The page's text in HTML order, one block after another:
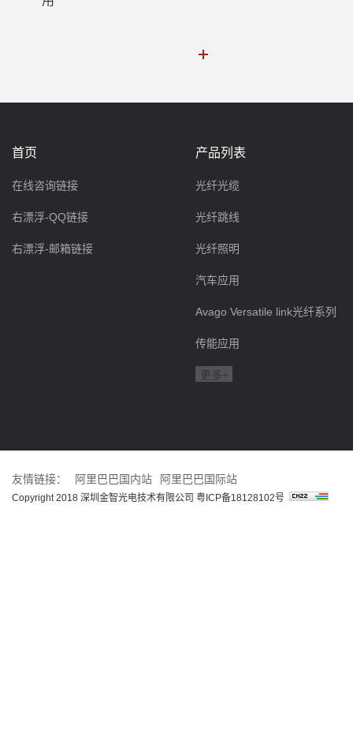
首页
在线咨询链接
右漂浮-QQ链接
右漂浮-邮箱链接
产品列表
光纤光缆
光纤跳线
光纤照明
汽车应用
Avago Versatile link光纤系列
传能应用
更多+
友情链接： 阿里巴巴国内站 阿里巴巴国际站
Copyright 2018 深圳金智光电技术有限公司 粤ICP备18128102号